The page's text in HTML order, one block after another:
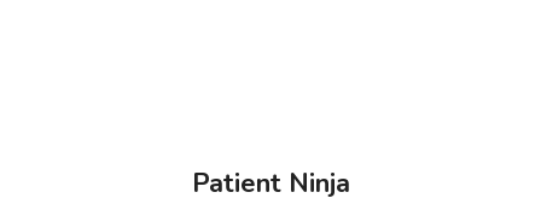
Patient Ninja